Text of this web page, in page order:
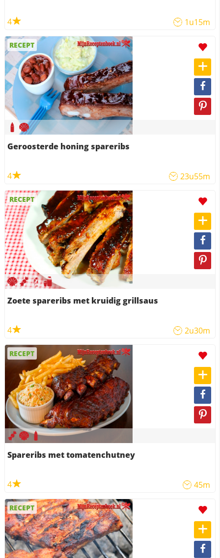
4 1u15m
RECEPT
Geroosterde honing spareribs
4 23u55m
RECEPT
Zoete spareribs met kruidig grillsaus
4 2u30m
RECEPT
Spareribs met tomatenchutney
4 45m
RECEPT